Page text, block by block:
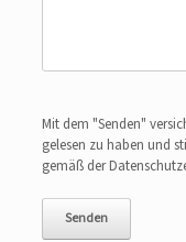
Mit dem "Senden"
gelesen zu haben und
gemäß der